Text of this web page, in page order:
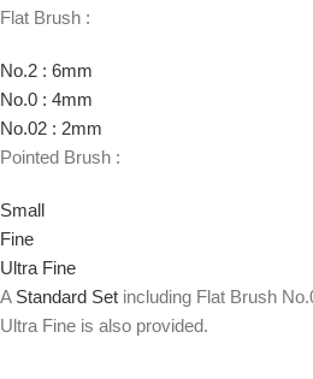
Flat Brush :
No.2 : 6mm
No.0 : 4mm
No.02 : 2mm
Pointed Brush :
Small
Fine
Ultra Fine
A Standard Set including Flat Brush
Ultra Fine is also provided.